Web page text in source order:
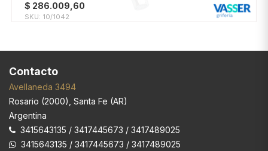
$ 286.009,60
SKU: 10/1042
Contacto
Avellaneda 3494
Rosario (2000), Santa Fe (AR)
Argentina
3415643135 / 3417445673 / 3417489025
3415643135 / 3417445673 / 3417489025